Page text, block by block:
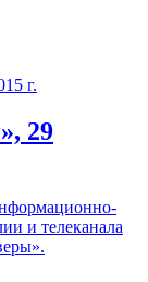
29
и телеканала